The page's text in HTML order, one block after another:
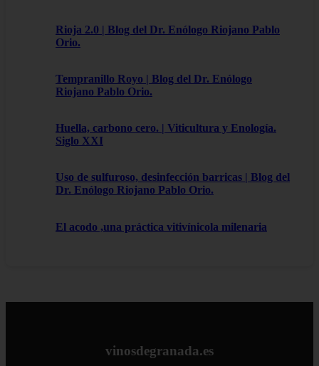
Rioja 2.0 | Blog del Dr. Enólogo Riojano Pablo
Orio.
Tempranillo Royo | Blog del Dr. Enólogo
Riojano Pablo Orio.
Huella, carbono cero. | Viticultura y Enología.
Siglo XXI
Uso de sulfuroso, desinfección barricas | Blog del
Dr. Enólogo Riojano Pablo Orio.
El acodo ,una práctica vitivínicola milenaria
vinosdegranada.es